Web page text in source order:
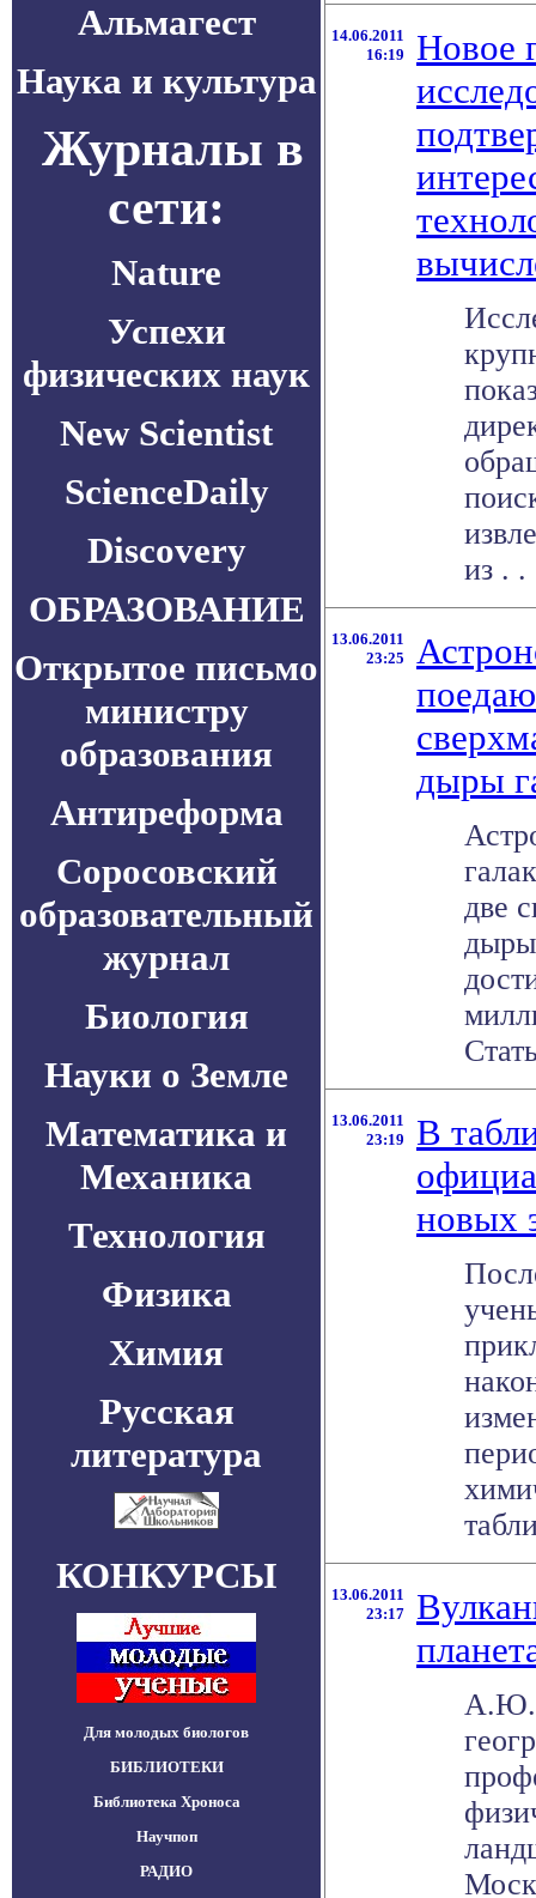
Альмагест
Наука и культура
Журналы в
сети:
Nature
Успехи
физических наук
New Scientist
ScienceDaily
Discovery
ОБРАЗОВАНИЕ
Открытое письмо
министру
образования
Антиреформа
Соросовский
образовательный
журнал
Биология
Науки о Земле
Математика и
Механика
Технология
Физика
Химия
Русская
литература
КОНКУРСЫ
Для молодых биологов
БИБЛИОТЕКИ
Библиотека Хроноса
Научпоп
РАДИО
14.06.2011
16:19
Новое
из . .
13.06.2011
23:25
дыры
две
дыры
13.06.2011
23:19
В
новых
13.06.2011
23:17
А.Ю.